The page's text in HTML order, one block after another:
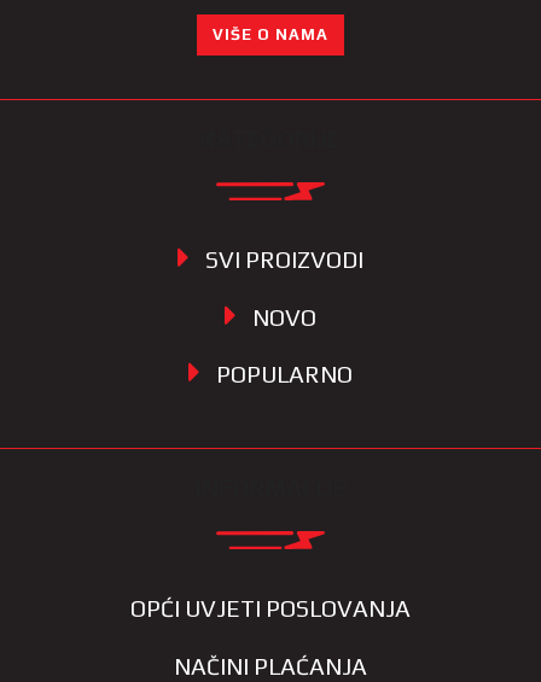
VIŠE O NAMA
SVI PROIZVODI
NOVO
POPULARNO
OPĆI UVJETI POSLOVANJA
NAČINI PLAĆANJA